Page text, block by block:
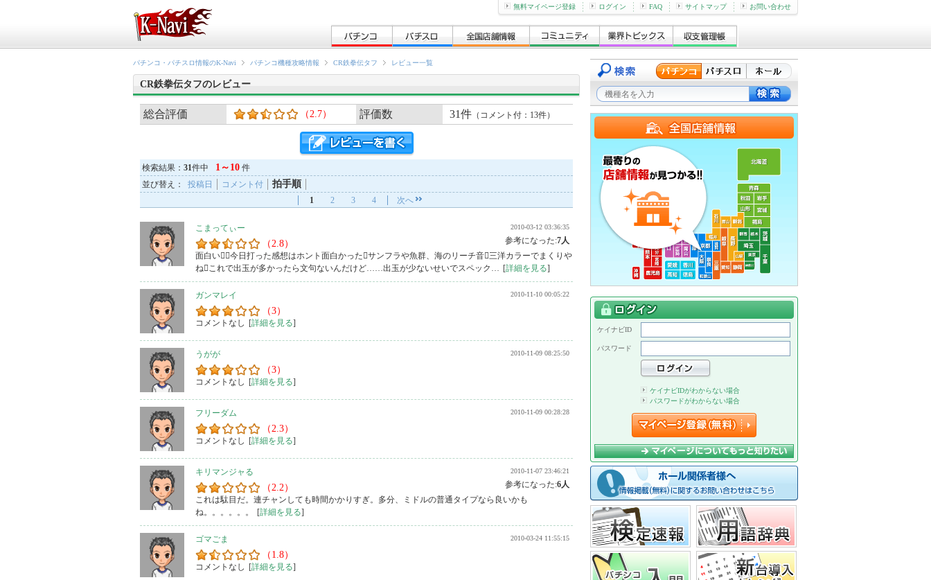
無料マイページ登録 ログイン FAQ サイトマップ お問い合わせ
パチンコ・パチスロ情報のK-Navi パチンコ機種攻略情報 CR鉄拳伝タフ レビュー一覧
CR鉄拳伝タフのレビュー
総合評価 （2.7） 評価数 31件 （コメント付：13件）
検索結果： 31件中 1～10 件
並び替え：
投稿日 コメント付 拍手順
1 2 3 4 次へ
2010-03-12 03:36:35
こまってぃー
（2.8）
面白い今日打った感想はホント面白かったサンフラや魚群、海のリーチ音三洋カラーでまくりや
ねこれで出玉が多かったら文句ないんだけど……出玉が少ないせいでスペック… [詳細を見る]
参考になった:7人
2010-11-10 00:05:22
ガンマレイ
（3）
コメントなし [詳細を見る]
2010-11-09 08:25:50
うがが
（3）
コメントなし [詳細を見る]
2010-11-09 00:28:28
フリーダム
（2.3）
コメントなし [詳細を見る]
2010-11-07 23:46:21
キリマンジャる
（2.2）
これは駄目だ。連チャンしても時間かかりすぎ。多分、ミドルの普通タイプなら良いかも
ね。。。。。。
[詳細を見る]
参考になった:6人
2010-03-24 11:55:15
ゴマごま
（1.8）
コメントなし [詳細を見る]
ケイナビID
パスワード
ケイナビIDがわからない場合
パスワードがわからない場合